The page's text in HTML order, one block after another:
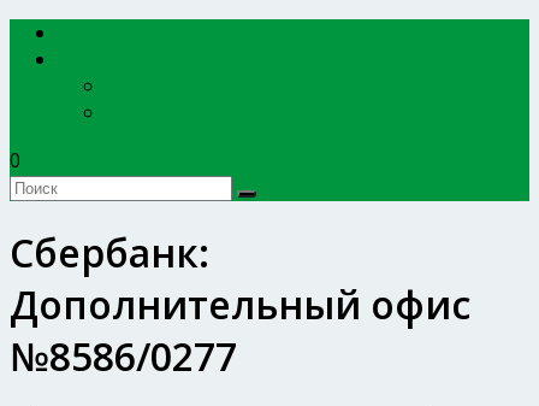
0
Сбербанк:
Дополнительный офис
№8586/0277